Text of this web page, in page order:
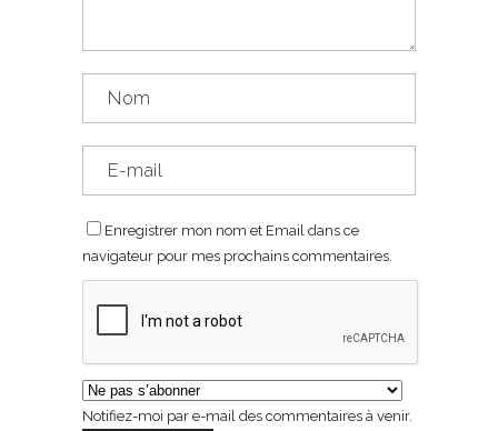
Enregistrer mon nom et Email dans ce
navigateur pour mes prochains commentaires.
Notifiez-moi par e-mail des commentaires à venir.